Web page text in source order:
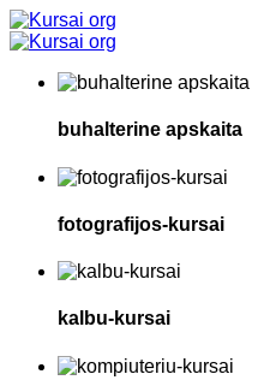
buhalterine apskaita
fotografijos-kursai
kalbu-kursai